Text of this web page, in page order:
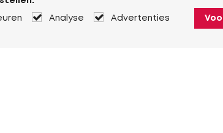
Analyse Advertenties